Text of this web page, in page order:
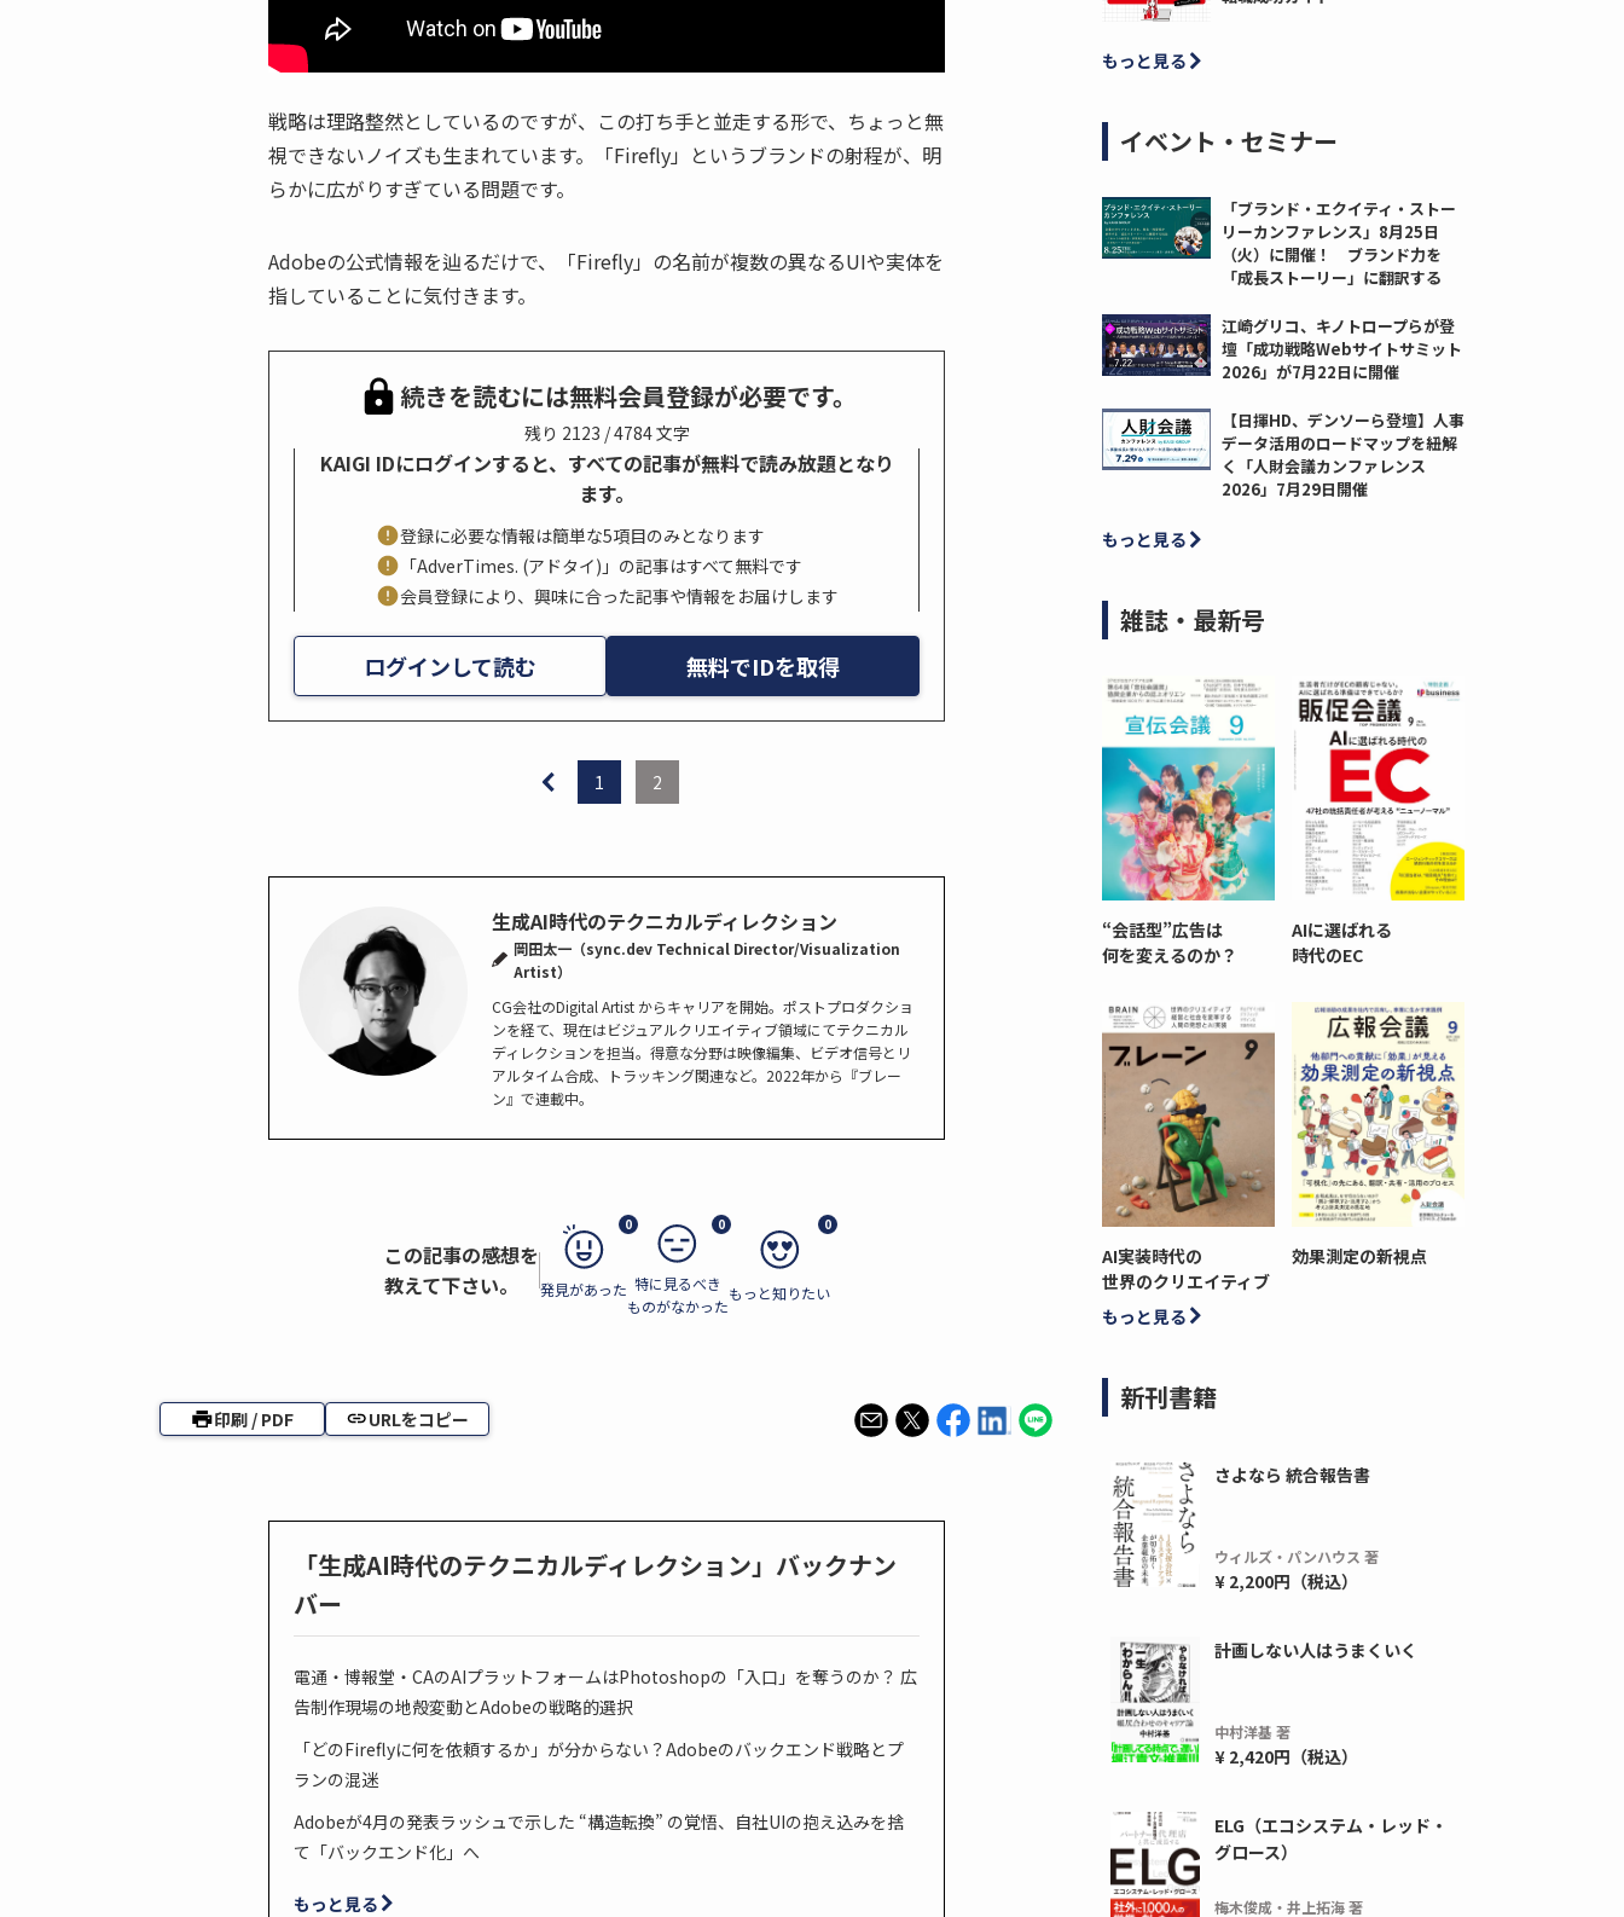
戦略は理路整然としているのですが、この打ち手と並走する形で、ちょっと無
視できないノイズも生まれています。「Firefly」というブランドの射程が、明
らかに広がりすぎている問題です。
Adobeの公式情報を辿るだけで、「Firefly」の名前が複数の異なるUIや実体を
指していることに気付きます。
続きを読むには無料会員登録が必要です。
残り 2123 / 4784 文字
KAIGI IDにログインすると、すべての記事が無料で読み放題となり
ます。
登録に必要な情報は簡単な5項目のみとなります
「AdverTimes. (アドタイ)」の記事はすべて無料です
会員登録により、興味に合った記事や情報をお届けします
ログインして読む 無料でIDを取得
1 2
生成AI時代のテクニカルディレクション
岡田太一（sync.dev Technical Director/Visualization
Artist）
CG会社のDigital Artist からキャリアを開始。ポストプロダクショ
ンを経て、現在はビジュアルクリエイティブ領域にてテクニカル
ディレクションを担当。得意な分野は映像編集、ビデオ信号とリ
アルタイム合成、トラッキング関連など。2022年から『ブレー
ン』で連載中。
この記事の感想を
教えて下さい。
0
発見があった
0
特に見るべき
ものがなかった
0
もっと知りたい
印刷 / PDF URLをコピー
「生成AI時代のテクニカルディレクション」バックナン
バー
電通・博報堂・CAのAIプラットフォームはPhotoshopの「入口」を奪うのか？ 広
告制作現場の地殻変動とAdobeの戦略的選択
「どのFireflyに何を依頼するか」が分からない？Adobeのバックエンド戦略とプ
ランの混迷
Adobeが4月の発表ラッシュで示した “構造転換” の覚悟、自社UIの抱え込みを捨
て「バックエンド化」へ
もっと見る
もっと見る
イベント・セミナー
「ブランド・エクイティ・ストー
リーカンファレンス」8月25日
（火）に開催！ ブランド力を
「成長ストーリー」に翻訳する
江崎グリコ、キノトロープらが登
壇「成功戦略Webサイトサミット
2026」が7月22日に開催
【日揮HD、デンソーら登壇】人事
データ活用のロードマップを紐解
く「人財会議カンファレンス
2026」7月29日開催
もっと見る
雑誌・最新号
“会話型”広告は
何を変えるのか？
AIに選ばれる
時代のEC
AI実装時代の
世界のクリエイティブ
効果測定の新視点
もっと見る
新刊書籍
さよなら 統合報告書
ウィルズ・パンハウス 著
¥ 2,200円（税込）
計画しない人はうまくいく
中村洋基 著
¥ 2,420円（税込）
ELG（エコシステム・レッド・
グロース）
梅木俊成・井上拓海 著